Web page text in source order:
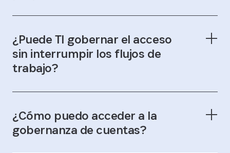
¿Puede TI gobernar el acceso
sin interrumpir los flujos de
trabajo?
¿Cómo puedo acceder a la
gobernanza de cuentas?